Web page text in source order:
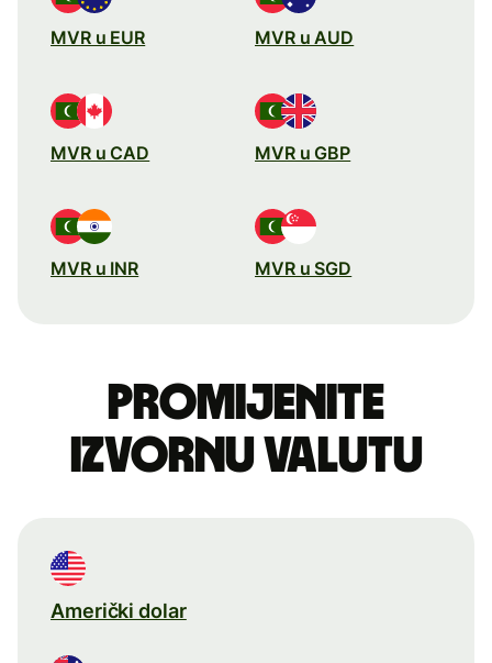
MVR u EUR MVR u AUD
MVR u CAD MVR u GBP
MVR u INR MVR u SGD
Promijenite
izvornu valutu
Američki dolar